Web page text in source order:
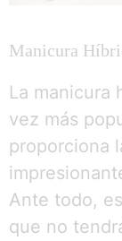
Manicura
La manicura
vez más
proporciona
Ante todo,
que no